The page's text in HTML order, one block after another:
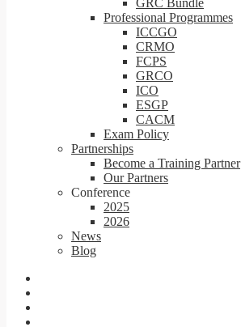
GRC Bundle
Professional Programmes
ICCGO
CRMO
FCPS
GRCO
ICO
ESGP
CACM
Exam Policy
Partnerships
Become a Training Partner
Our Partners
Conference
2025
2026
News
Blog